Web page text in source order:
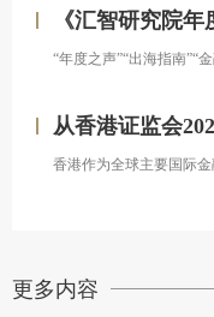
《汇智研究院年
“年度之声”“出海指南”“
从香港证监会2025—26
香港作为全球主要国际
更多内容